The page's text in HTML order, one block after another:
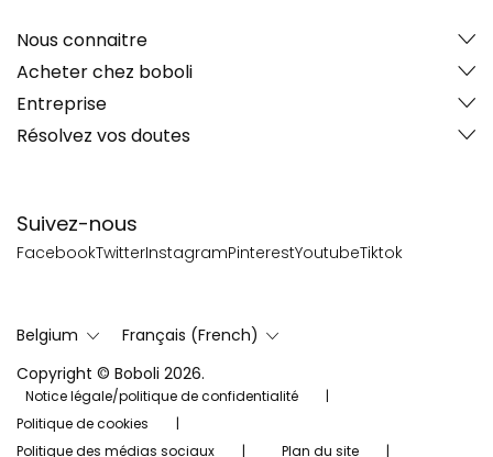
Suivez-nous
FacebookTwitterInstagramPinterestYoutubeTiktok
Nous connaitre
Acheter chez boboli
Entreprise
Résolvez vos doutes
Belgium
Français (French)
Copyright © Boboli 2026.
Notice légale/politique de confidentialité
Politique de cookies
Politique des médias sociaux
Plan du site